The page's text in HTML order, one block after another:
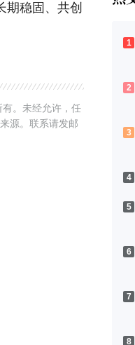
1
2
3
4
5
6
7
8
期稳固、共创
。未经允许，任
源。联系请发邮